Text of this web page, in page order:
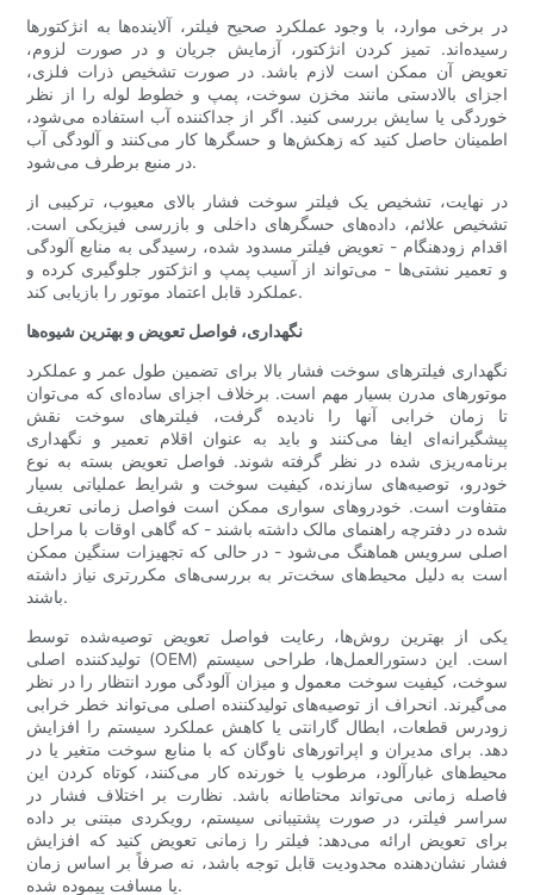
در برخی موارد، با وجود عملکرد صحیح فیلتر، آلاینده‌ها به انژکتورها
رسیده‌اند. تمیز کردن انژکتور، آزمایش جریان و در صورت لزوم،
تعویض آن ممکن است لازم باشد. در صورت تشخیص ذرات فلزی،
اجزای بالادستی مانند مخزن سوخت، پمپ و خطوط لوله را از نظر
خوردگی یا سایش بررسی کنید. اگر از جداکننده آب استفاده می‌شود،
اطمینان حاصل کنید که زهکش‌ها و حسگرها کار می‌کنند و آلودگی آب
در منبع برطرف می‌شود.
در نهایت، تشخیص یک فیلتر سوخت فشار بالای معیوب، ترکیبی از
تشخیص علائم، داده‌های حسگرهای داخلی و بازرسی فیزیکی است.
اقدام زودهنگام - تعویض فیلتر مسدود شده، رسیدگی به منابع آلودگی
و تعمیر نشتی‌ها - می‌تواند از آسیب پمپ و انژکتور جلوگیری کرده و
عملکرد قابل اعتماد موتور را بازیابی کند.
نگهداری، فواصل تعویض و بهترین شیوه‌ها
نگهداری فیلترهای سوخت فشار بالا برای تضمین طول عمر و عملکرد
موتورهای مدرن بسیار مهم است. برخلاف اجزای ساده‌ای که می‌توان
تا زمان خرابی آنها را نادیده گرفت، فیلترهای سوخت نقش
پیشگیرانه‌ای ایفا می‌کنند و باید به عنوان اقلام تعمیر و نگهداری
برنامه‌ریزی شده در نظر گرفته شوند. فواصل تعویض بسته به نوع
خودرو، توصیه‌های سازنده، کیفیت سوخت و شرایط عملیاتی بسیار
متفاوت است. خودروهای سواری ممکن است فواصل زمانی تعریف
شده در دفترچه راهنمای مالک داشته باشند - که گاهی اوقات با مراحل
اصلی سرویس هماهنگ می‌شود - در حالی که تجهیزات سنگین ممکن
است به دلیل محیط‌های سخت‌تر به بررسی‌های مکررتری نیاز داشته
باشند.
یکی از بهترین روش‌ها، رعایت فواصل تعویض توصیه‌شده توسط
تولیدکننده اصلی (OEM) است. این دستورالعمل‌ها، طراحی سیستم
سوخت، کیفیت سوخت معمول و میزان آلودگی مورد انتظار را در نظر
می‌گیرند. انحراف از توصیه‌های تولیدکننده اصلی می‌تواند خطر خرابی
زودرس قطعات، ابطال گارانتی یا کاهش عملکرد سیستم را افزایش
دهد. برای مدیران و اپراتورهای ناوگان که با منابع سوخت متغیر یا در
محیط‌های غبارآلود، مرطوب یا خورنده کار می‌کنند، کوتاه کردن این
فاصله زمانی می‌تواند محتاطانه باشد. نظارت بر اختلاف فشار در
سراسر فیلتر، در صورت پشتیبانی سیستم، رویکردی مبتنی بر داده
برای تعویض ارائه می‌دهد: فیلتر را زمانی تعویض کنید که افزایش
فشار نشان‌دهنده محدودیت قابل توجه باشد، نه صرفاً بر اساس زمان
یا مسافت پیموده شده.